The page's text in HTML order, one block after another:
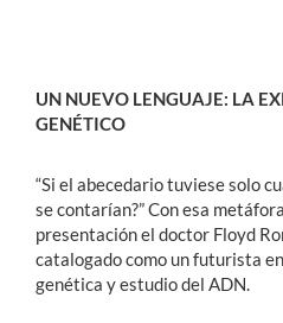
UN NUEVO LENGUAJE: LA
GENÉTICO
“Si el abecedario tuviese solo
se contarían?” Con esa
presentación el doctor Floyd
catalogado como un futurista
genética y estudio del ADN.